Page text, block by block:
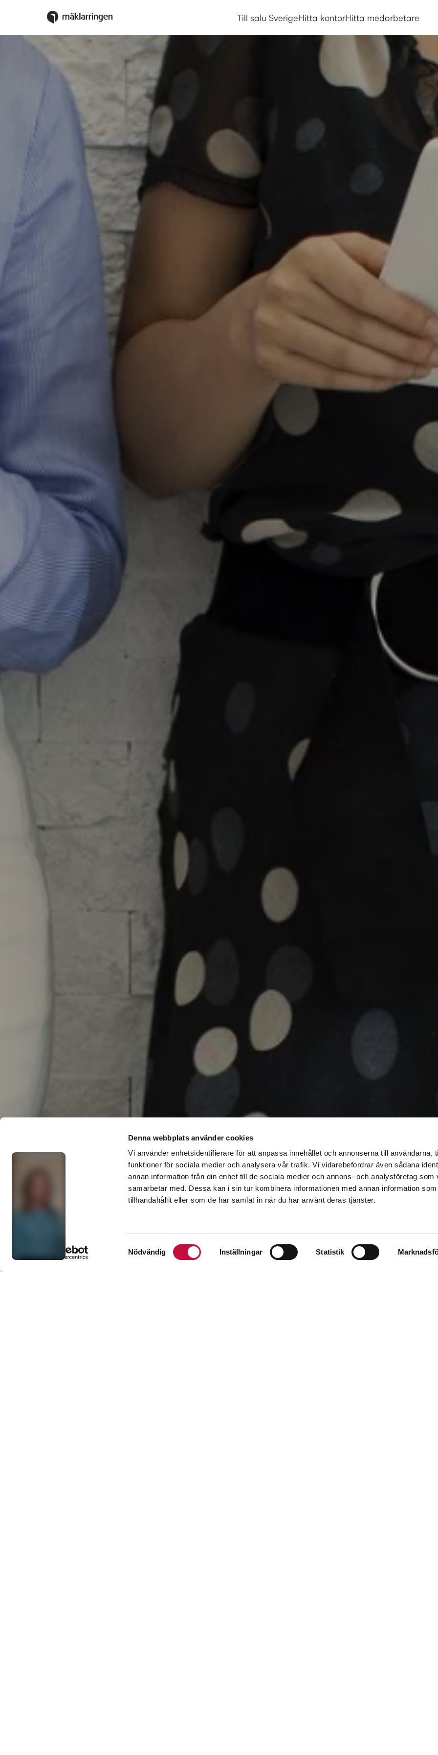
Denna webbplats använder cookies
Vi använder enhetsidentifierare för att anpassa innehållet och annonserna till användarna,
funktioner för sociala medier och analysera vår trafik. Vi vidarebefordrar även sådana
annan information från din enhet till de sociala medier och annons- och analysföretag som
samarbetar med. Dessa kan i sin tur kombinera informationen med annan information
tillhandahållit eller som de har samlat in när du har använt deras tjänster.
Samtyckesval
Nödvändig Inställningar Statistik
Till salu SverigeHitta kontorHitta medarbetare
Upptäck Mäklarringen
Här får du byggtips, faktainformation och
inom heminredning, renovering,